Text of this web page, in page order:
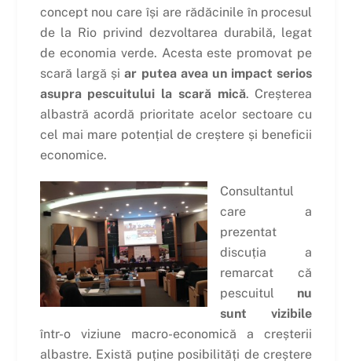
concept nou care își are rădăcinile în procesul
de la Rio privind dezvoltarea durabilă, legat
de economia verde. Acesta este promovat pe
scară largă și ar putea avea un impact serios
asupra pescuitului la scară mică. Creșterea
albastră acordă prioritate acelor sectoare cu
cel mai mare potențial de creștere și beneficii
economice.
Consultantul
care a
prezentat
discuția a
remarcat că
pescuitul nu
sunt vizibile
într-o viziune macro-economică a creșterii
albastre. Există puține posibilități de creștere